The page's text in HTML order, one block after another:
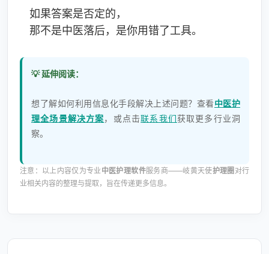
如果答案是否定的，
那不是中医落后，是你用错了工具。
💡 延伸阅读：
想了解如何利用信息化手段解决上述问题？查看中医护
理全场景解决方案，或点击联系我们获取更多行业洞
察。
注意：以上内容仅为专业中医护理软件服务商——岐黄天使护理圈 对行
业相关内容的整理与提取，旨在传递更多信息。